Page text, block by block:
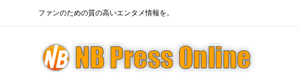
ファンのための質の高いエンタメ情報を。